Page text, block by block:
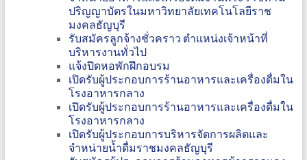
ปริญญาบัตรในมหาวิทยาลัยเทคโนโลยีราช
มงคลธัญบุรี
รับสมัครลูกจ้างชั่วคราว ตำแหน่งเจ้าหน้าที่
บริหารงานทั่วไป
แจ้งปิดหอพักฝึกอบรม
เปิดรับผู้ประกอบการร้านอาหารและเครื่องดื่มใน
โรงอาหารกลาง
เปิดรับผู้ประกอบการร้านอาหารและเครื่องดื่มใน
โรงอาหารกลาง
เปิดรับผู้ประกอบการบริหารจัดการผลิตและ
จำหน่ายน้ำดื่มราชมงคลธัญบุรี